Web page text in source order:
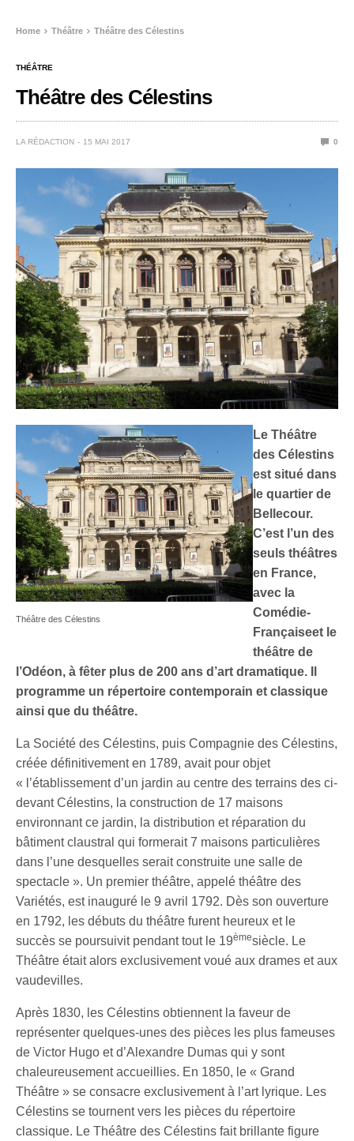
Home Théâtre Théâtre des Célestins
THÉÂTRE
Théâtre des Célestins
LA RÉDACTION 15 MAI 2017 0
Théâtre des Célestins
Le Théâtre
des Célestins
est situé dans
le quartier de
Bellecour.
C’est l’un des
seuls théâtres
en France,
avec la
Comédie-
Françaiseet le
théâtre de
l’Odéon, à fêter plus de 200 ans d’art dramatique. Il
programme un répertoire contemporain et classique
ainsi que du théâtre.
La Société des Célestins, puis Compagnie des Célestins,
créée définitivement en 1789, avait pour objet
« l’établissement d’un jardin au centre des terrains des ci-
devant Célestins, la construction de 17 maisons
environnant ce jardin, la distribution et réparation du
bâtiment claustral qui formerait 7 maisons particulières
dans l’une desquelles serait construite une salle de
spectacle ». Un premier théâtre, appelé théâtre des
Variétés, est inauguré le 9 avril 1792. Dès son ouverture
en 1792, les débuts du théâtre furent heureux et le
succès se poursuivit pendant tout le 19èmesiècle. Le
Théâtre était alors exclusivement voué aux drames et aux
vaudevilles.
Après 1830, les Célestins obtiennent la faveur de
représenter quelques-unes des pièces les plus fameuses
de Victor Hugo et d’Alexandre Dumas qui y sont
chaleureusement accueillies. En 1850, le « Grand
Théâtre » se consacre exclusivement à l’art lyrique. Les
Célestins se tournent vers les pièces du répertoire
classique. Le Théâtre des Célestins fait brillante figure